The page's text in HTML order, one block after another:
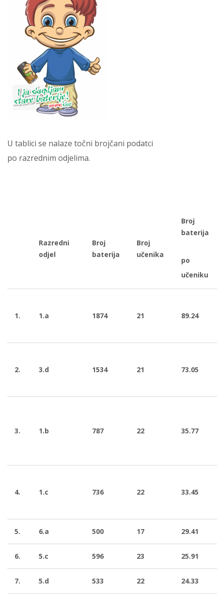
U tablici se nalaze točni brojčani podatci
po razrednim odjelima.
Razredni
odjel
Broj
baterija
Broj
učenika
Broj
baterija
po
učeniku
1. 1.a 1874 21 89.24
2. 3.d 1534 21 73.05
3. 1.b 787 22 35.77
4. 1.c 736 22 33.45
5. 6.a 500 17 29.41
6. 5.c 596 23 25.91
7. 5.d 533 22 24.33